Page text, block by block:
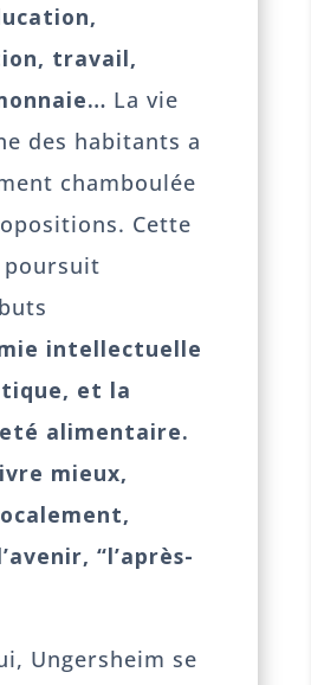
travail,
La vie
des habitants a
chamboulée
Cette
intellectuelle
et la
alimentaire.
mieux,
“l’après-
Ungersheim se